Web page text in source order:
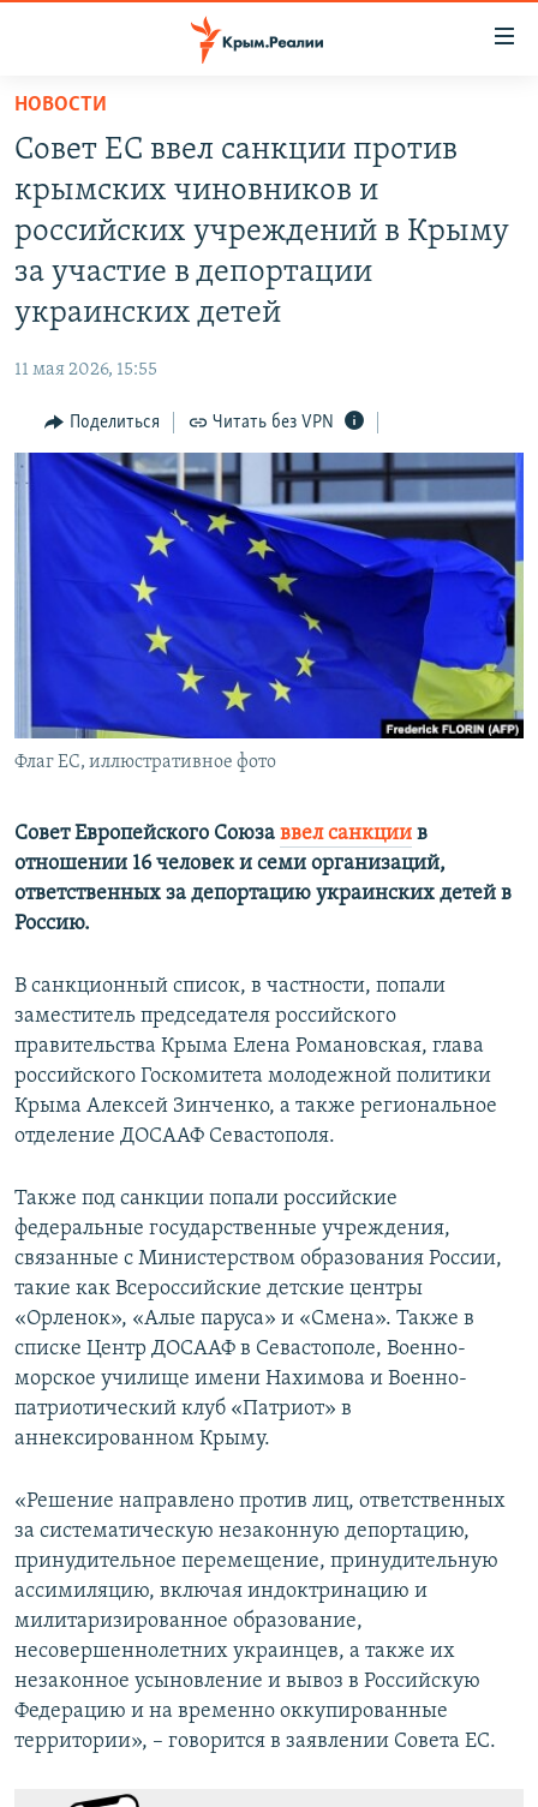
Вернуться
основному
содержанию
Вернутся
главной
навигации
Вернутся
ГРУЗ 200
11 ЛЕТ ОККУПАЦИИ КРЫМА. 11 ИСТОРИЙ СОПРОТИВЛЕНИЯ
ВОДА
ЕЩЕ
ТЕЛЕПРОЕКТ КРЫМ.РЕАЛИИ
СОВЕТЫ ПРАВОЗАЩИТНИКОВ
ПРОПАВШИЕ БЕЗ ВЕСТИ
ПОБЕДИТЕЛЕЙ НЕ СУДЯТ?
КРЫМ.НЕПОКОРЕННЫЙ
УКРАИНСКАЯ ПРОБЛЕМА КРЫМА
Українською
Qırımtatar
ПРИСОЕДИНЯЙТЕСЬ!
Все сайты RFE/RL
НОВОСТИ
Совет ЕС ввел санкции против
крымских чиновников и
российских учреждений в Крыму
за участие в депортации
украинских детей
11 мая 2026, 15:55
Поделиться Читать без VPN
Флаг ЕС, иллюстративное фото
Совет Европейского Союза ввел санкции в
отношении 16 человек и семи организаций,
ответственных за депортацию украинских детей в
Россию.
В санкционный список, в частности, попали
заместитель председателя российского
правительства Крыма Елена Романовская, глава
российского Госкомитета молодежной политики
Крыма Алексей Зинченко, а также региональное
отделение ДОСААФ Севастополя.
Также под санкции попали российские
федеральные государственные учреждения,
связанные с Министерством образования России,
такие как Всероссийские детские центры
«Орленок», «Алые паруса» и «Смена». Также в
списке Центр ДОСААФ в Севастополе, Военно-
морское училище имени Нахимова и Военно-
патриотический клуб «Патриот» в
аннексированном Крыму.
«Решение направлено против лиц, ответственных
за систематическую незаконную депортацию,
принудительное перемещение, принудительную
ассимиляцию, включая индоктринацию и
милитаризированное образование,
несовершеннолетних украинцев, а также их
незаконное усыновление и вывоз в Российскую
Федерацию и на временно оккупированные
территории», – говорится в заявлении Совета ЕС.